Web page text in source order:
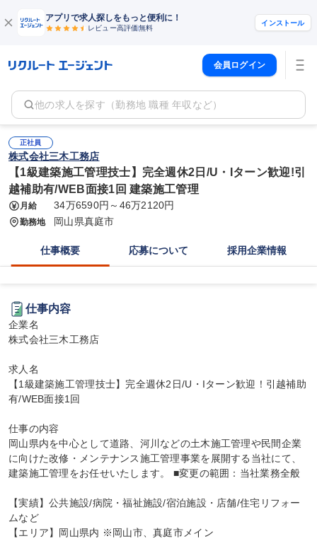
アプリで求人探しをもっと便利に！
レビュー高評価無料
インストール
会員ログイン
他の求人を探す（勤務地 職種 年収など）
正社員
株式会社三木工務店
【1級建築施工管理技士】完全週休2日/U・Iターン歓迎!引
越補助有/WEB面接1回 建築施工管理
月給 34万6590円～46万2120円
勤務地 岡山県真庭市
仕事概要 応募について 採用企業情報
仕事内容
企業名
株式会社三木工務店
求人名
【1級建築施工管理技士】完全週休2日/U・Iターン歓迎！引越補助
有/WEB面接1回
仕事の内容
岡山県内を中心として道路、河川などの土木施工管理や民間企業
に向けた改修・メンテナンス施工管理事業を展開する当社にて、
建築施工管理をお任せいたします。 ■変更の範囲：当社業務全般
【実績】公共施設/病院・福祉施設/宿泊施設・店舗/住宅リフォー
ムなど
【エリア】岡山県内 ※岡山市、真庭市メイン